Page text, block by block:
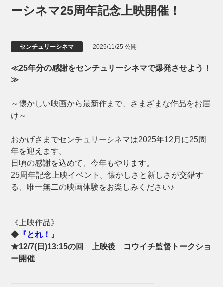
ーシネマ25周年記念上映開催！
センチュリーシネマ 2025/11/25 公開
≪25年分の感謝をセンチュリーシネマで爆発させよう！
≫
～懐かしい映画から最新作まで、さまざまな作品をお届
け～
おかげさまでセンチュリーシネマは2025年12月に25周
年を迎えます。
日頃の感謝を込めて、今年もやります。
25周年記念上映イベント。懐かしさと新しさが交錯す
る、唯一無二の映画体験をお楽しみください♪
《上映作品》
◆ 『とれ！』
★12/7(日)13:15の回 上映後 コウイチ監督トークショ
ー開催
――――――――――――――――――